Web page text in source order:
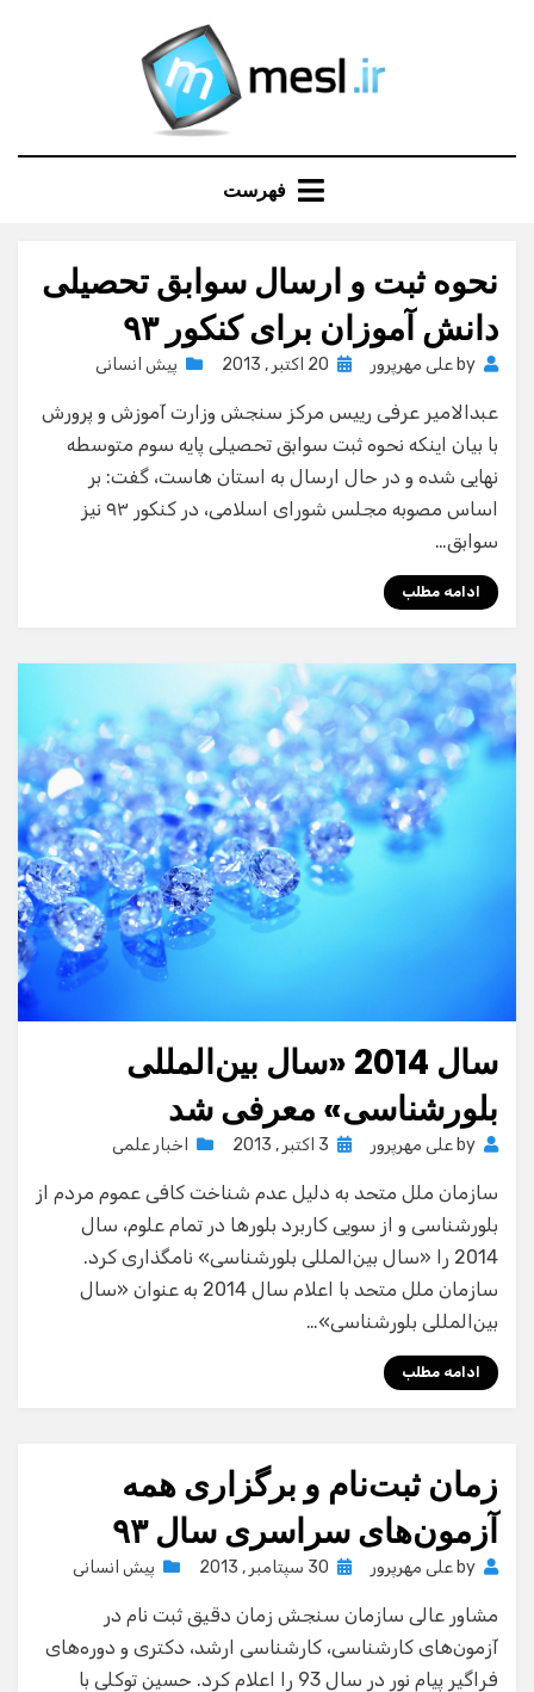
فهرست
نحوه ثبت و ارسال سوابق تحصیلی
دانش آموزان برای کنکور ۹۳
by علی مهرپرور
Posted
20 اکتبر , 2013 پیش انسانی
عبدالامیر عرفی رییس مرکز سنجش وزارت آموزش و پرورش
با بیان اینکه نحوه ثبت سوابق تحصیلی پایه سوم متوسطه
نهایی شده و در حال ارسال به استان هاست، گفت: بر
اساس مصوبه مجلس شورای اسلامی، در کنکور ۹۳ نیز
سوابق…
ادامه مطلب
سال 2014 «سال بین‌المللی
بلورشناسی» معرفی شد
by علی مهرپرور
Posted
3 اکتبر , 2013 اخبار علمی
سازمان ملل متحد به دلیل عدم شناخت کافی عموم مردم از
بلورشناسی و از سویی کاربرد بلورها در تمام علوم، سال
2014 را «سال بین‌المللی بلورشناسی» نامگذاری کرد.
سازمان ملل متحد با اعلام سال 2014 به عنوان «سال
بین‌المللی بلورشناسی»…
ادامه مطلب
زمان ثبت‌نام و برگزاری همه
آزمون‌های سراسری سال ٩٣
by علی مهرپرور
Posted
30 سپتامبر , 2013 پیش انسانی
مشاور عالی سازمان سنجش زمان دقیق ثبت نام در
آزمون‌های کارشناسی، کارشناسی ارشد، دکتری و دوره‌های
فراگیر پیام نور در سال 93 را اعلام کرد. حسین توکلی با